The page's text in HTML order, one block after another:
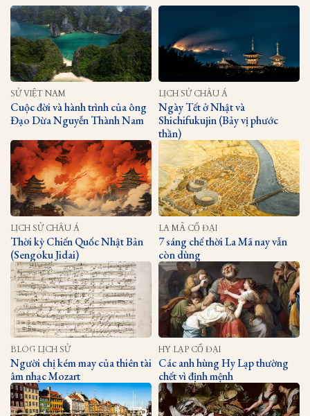
SỬ VIỆT NAM
Cuộc đời và hành trình của ông
Đạo Dừa Nguyễn Thành Nam
LỊCH SỬ CHÂU Á
Ngày Tết ở Nhật và
Shichifukujin (Bảy vị phước
thần)
LỊCH SỬ CHÂU Á
Thời kỳ Chiến Quốc Nhật Bản
(Sengoku Jidai)
LA MÃ CỔ ĐẠI
7 sáng chế thời La Mã nay vẫn
còn dùng
BLOG LỊCH SỬ
Người chị kém may của thiên tài
âm nhạc Mozart
HY LẠP CỔ ĐẠI
Các anh hùng Hy Lạp thường
chết vì định mệnh